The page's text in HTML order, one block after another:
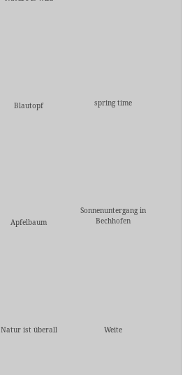
Blautopf spring time
Apfelbaum
Sonnenuntergang in
Bechhofen
Natur ist überall Weite